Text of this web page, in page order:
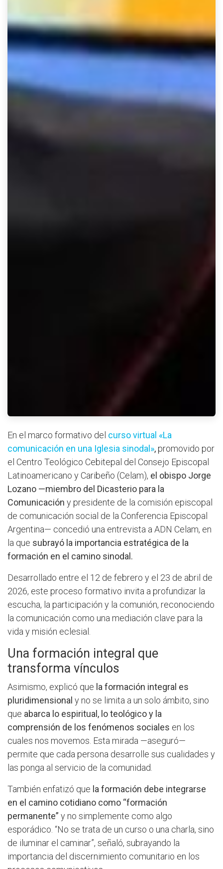
En el marco formativo del curso virtual «La
comunicación en una Iglesia sinodal», promovido por
el Centro Teológico Cebitepal del Consejo Episcopal
Latinoamericano y Caribeño (Celam), el obispo Jorge
Lozano —miembro del Dicasterio para la
Comunicación y presidente de la comisión episcopal
de comunicación social de la Conferencia Episcopal
Argentina— concedió una entrevista a ADN Celam, en
la que subrayó la importancia estratégica de la
formación en el camino sinodal.
Desarrollado entre el 12 de febrero y el 23 de abril de
2026, este proceso formativo invita a profundizar la
escucha, la participación y la comunión, reconociendo
la comunicación como una mediación clave para la
vida y misión eclesial.
Una formación integral que
transforma vínculos
Asimismo, explicó que la formación integral es
pluridimensional y no se limita a un solo ámbito, sino
que abarca lo espiritual, lo teológico y la
comprensión de los fenómenos sociales en los
cuales nos movemos. Esta mirada —aseguró—
permite que cada persona desarrolle sus cualidades y
las ponga al servicio de la comunidad.
También enfatizó que la formación debe integrarse
en el camino cotidiano como “formación
permanente” y no simplemente como algo
esporádico. “No se trata de un curso o una charla, sino
de iluminar el caminar”, señaló, subrayando la
importancia del discernimiento comunitario en los